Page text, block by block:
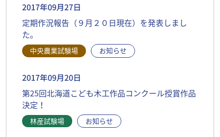
2017年09月27日
定期作況報告（９月２０日現在）を発表しまし
た。
中央農業試験場 お知らせ
2017年09月20日
第25回北海道こども木工作品コンクール授賞作品
決定！
林産試験場 お知らせ